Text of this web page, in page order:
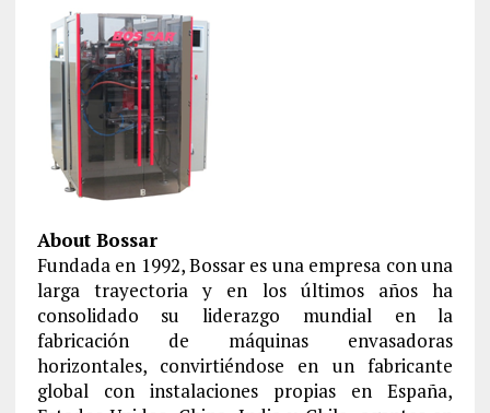
About Bossar
Fundada en 1992, Bossar es una empresa con una
larga trayectoria y en los últimos años ha
consolidado su liderazgo mundial en la
fabricación de máquinas envasadoras
horizontales, convirtiéndose en un fabricante
global con instalaciones propias en España,